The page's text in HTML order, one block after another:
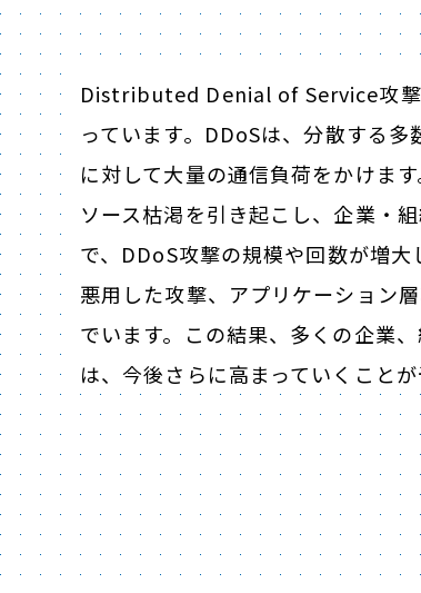
Distributed Denial of Service攻撃
っています。DDoSは、分散する
に対して大量の通信負荷をかけま
ソース枯渇を引き起こし、企業・
で、DDoS攻撃の規模や回数が増
悪用した攻撃、アプリケーション
でいます。この結果、多くの企業
は、今後さらに高まっていくことが